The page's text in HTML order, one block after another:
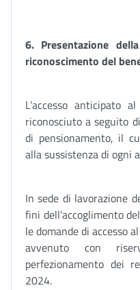
6. Presentazione
riconoscimento del
L’accesso anticipato
riconosciuto a seguito
di pensionamento, il
alla sussistenza di ogni
In sede di lavorazione
fini dell’accoglimento
le domande di accesso
avvenuto con
perfezionamento dei
2024.